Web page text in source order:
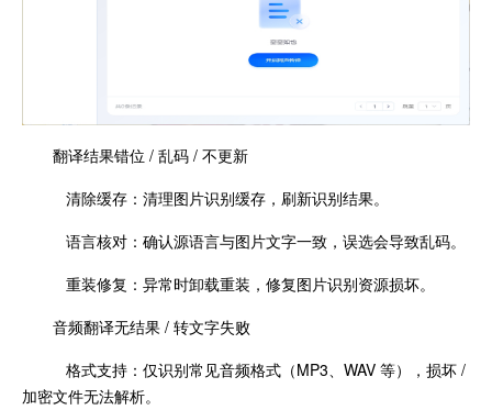
翻译结果错位 / 乱码 / 不更新
清除缓存：清理图片识别缓存，刷新识别结果。
语言核对：确认源语言与图片文字一致，误选会导致乱码。
重装修复：异常时卸载重装，修复图片识别资源损坏。
音频翻译无结果 / 转文字失败
格式支持：仅识别常见音频格式（MP3、WAV 等），损坏 /
加密文件无法解析。